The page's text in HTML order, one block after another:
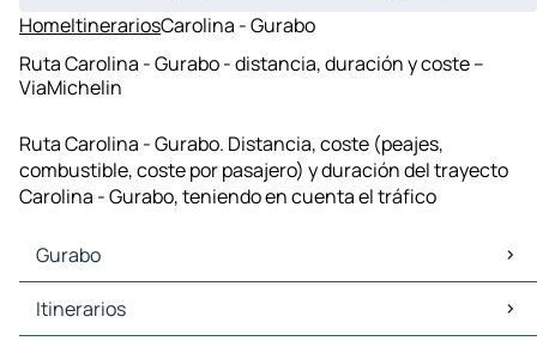
HomeItinerariosCarolina - Gurabo
Ruta Carolina - Gurabo - distancia, duración y coste –
ViaMichelin
Ruta Carolina - Gurabo. Distancia, coste (peajes,
combustible, coste por pasajero) y duración del trayecto
Carolina - Gurabo, teniendo en cuenta el tráfico
Gurabo
Gurabo Mapas Planos
Gurabo Trafico
Itinerarios